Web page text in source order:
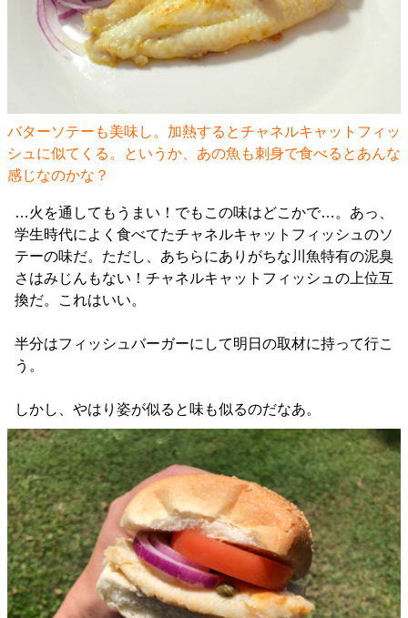
バターソテーも美味し。加熱するとチャネルキャットフィッ
シュに似てくる。というか、あの魚も刺身で食べるとあんな
感じなのかな？
…火を通してもうまい！でもこの味はどこかで…。あっ、
学生時代によく食べてたチャネルキャットフィッシュのソ
テーの味だ。ただし、あちらにありがちな川魚特有の泥臭
さはみじんもない！チャネルキャットフィッシュの上位互
換だ。これはいい。
半分はフィッシュバーガーにして明日の取材に持って行こ
う。
しかし、やはり姿が似ると味も似るのだなあ。